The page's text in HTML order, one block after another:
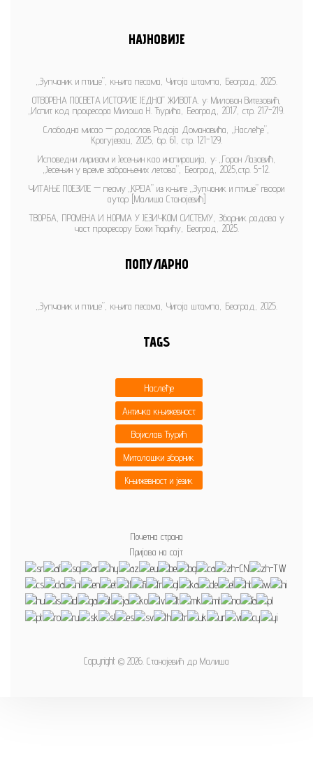
НАЈНОВИЈЕ
„Зупчаник и птице”, књига песама, Чигоја штампа, Београд, 2025.
ОТВОРЕНА ПОСВЕТА ИСТОРИЈЕ ЈЕДНОГ ЖИВОТА. у: Милован Витезовић,
„Испит код професора Милоша Н. Ђурића, Београд, 2017, стр. 217-219.
Слободна мисао — родослов Радоја Домановића, „Наслеђе”,
Крагујевац, 2025, бр. 61, стр. 121-129.
Исповедни лиризам и Јесењин као инспирација, у: „Горан Лазовић,
„Јесењин у време забрањених летова”, Београд, 2025,стр. 5-12.
ЧИТАЊЕ ПОЕЗИЈЕ — песму „КРЕЈА” из књиге „Зупчаник и птице” гвоори
аутор [Малиша Станојевић]
ТВОРБА, ПРОМЕНА И НОРМА У ЈЕЗИЧКОМ СИСТЕМУ, Зборник радова у
част професору Божи Ћорићу, Београд, 2025.
ПОПУЛАРНО
„Зупчаник и птице”, књига песама, Чигоја штампа, Београд, 2025.
TAGS
Наслеђе
Античка књижевност
Војислав Ђурић
Митолошки зборник
Књижевност и језик
Почетна страна
Пријава на сајт
Copyright © 2026. Станојевић др Малиша